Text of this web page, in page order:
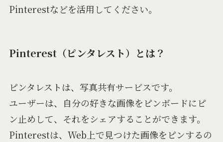
Pinterestなどを活用してください。
Pinterest（ピンタレスト）とは？
ピンタレストは、写真共有サービスです。
ユーザーは、自分の好きな画像をピンボードにピ
ン止めして、それをシェアすることができます。
Pinterestは、Web上で見つけた画像をピンするの